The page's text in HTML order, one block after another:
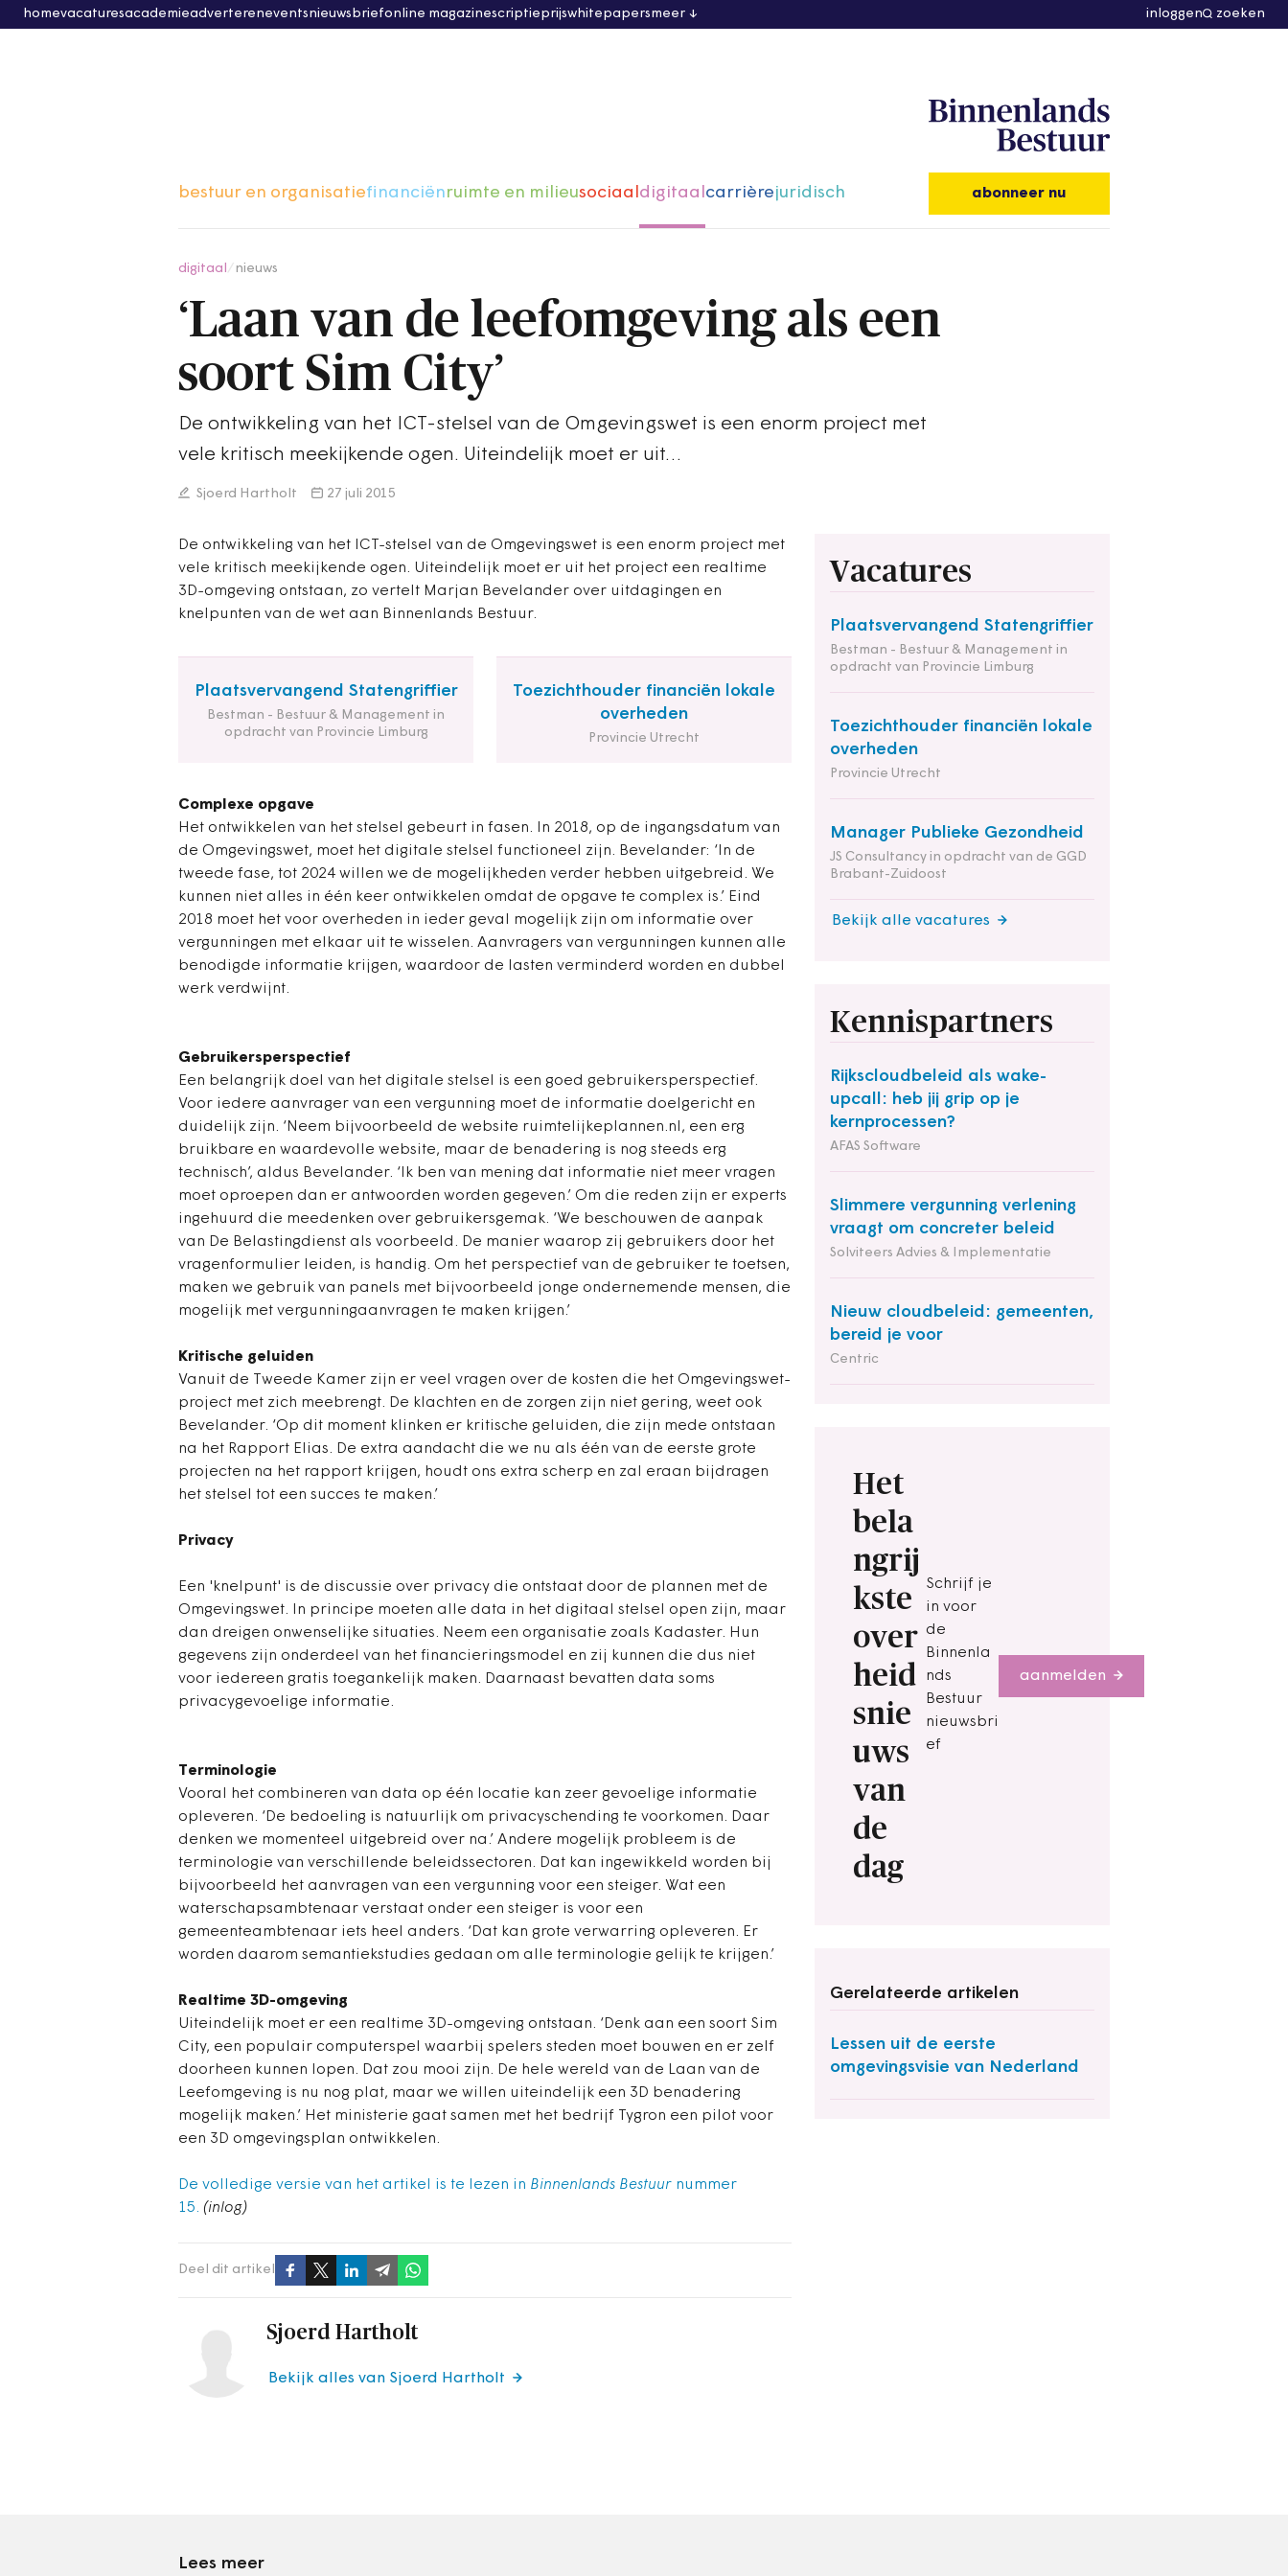
homevacaturesacademieadvertereneventsnieuwsbriefonline magazinescriptieprijswhitepapersmeer inloggen zoeken
bestuur en organisatiefinanciënruimte en milieusociaaldigitaalcarrièrejuridisch abonneer nu
digitaal nieuws
‘Laan van de leefomgeving als een
soort Sim City’
De ontwikkeling van het ICT-stelsel van de Omgevingswet is een enorm project met
vele kritisch meekijkende ogen. Uiteindelijk moet er uit…
Sjoerd Hartholt 27 juli 2015
De ontwikkeling van het ICT-stelsel van de Omgevingswet is een enorm project met
vele kritisch meekijkende ogen. Uiteindelijk moet er uit het project een realtime
3D-omgeving ontstaan, zo vertelt Marjan Bevelander over uitdagingen en
knelpunten van de wet aan Binnenlands Bestuur.
Plaatsvervangend Statengriffier
Bestman - Bestuur & Management in
opdracht van Provincie Limburg
Toezichthouder financiën lokale
overheden
Provincie Utrecht
Complexe opgave
Het ontwikkelen van het stelsel gebeurt in fasen. In 2018, op de ingangsdatum van
de Omgevingswet, moet het digitale stelsel functioneel zijn. Bevelander: ‘In de
tweede fase, tot 2024 willen we de mogelijkheden verder hebben uitgebreid. We
kunnen niet alles in één keer ontwikkelen omdat de opgave te complex is.’ Eind
2018 moet het voor overheden in ieder geval mogelijk zijn om informatie over
vergunningen met elkaar uit te wisselen. Aanvragers van vergunningen kunnen alle
benodigde informatie krijgen, waardoor de lasten verminderd worden en dubbel
werk verdwijnt.
Vacatures
Plaatsvervangend Statengriffier
Bestman - Bestuur & Management in
opdracht van Provincie Limburg
Toezichthouder financiën lokale
overheden
Provincie Utrecht
Manager Publieke Gezondheid
JS Consultancy in opdracht van de GGD
Brabant-Zuidoost
Bekijk alle vacatures
Kennispartners
Rijkscloudbeleid als wake-
upcall: heb jij grip op je
kernprocessen?
AFAS Software
Slimmere vergunning verlening
vraagt om concreter beleid
Solviteers Advies & Implementatie
Nieuw cloudbeleid: gemeenten,
bereid je voor
Centric
Het
bela
ngrij
kste
over
heid
snie
uws
van
de
dag
Schrijf je
in voor
de
Binnenla
nds
Bestuur
nieuwsbri
ef
aanmelden
Gerelateerde artikelen
Lessen uit de eerste
omgevingsvisie van Nederland
Gebruikersperspectief
Een belangrijk doel van het digitale stelsel is een goed gebruikersperspectief.
Voor iedere aanvrager van een vergunning moet de informatie doelgericht en
duidelijk zijn. ‘Neem bijvoorbeeld de website ruimtelijkeplannen.nl, een erg
bruikbare en waardevolle website, maar de benadering is nog steeds erg
technisch’, aldus Bevelander. ‘Ik ben van mening dat informatie niet meer vragen
moet oproepen dan er antwoorden worden gegeven.’ Om die reden zijn er experts
ingehuurd die meedenken over gebruikersgemak. ‘We beschouwen de aanpak
van De Belastingdienst als voorbeeld. De manier waarop zij gebruikers door het
vragenformulier leiden, is handig. Om het perspectief van de gebruiker te toetsen,
maken we gebruik van panels met bijvoorbeeld jonge ondernemende mensen, die
mogelijk met vergunningaanvragen te maken krijgen.’
Kritische geluiden
Vanuit de Tweede Kamer zijn er veel vragen over de kosten die het Omgevingswet-
project met zich meebrengt. De klachten en de zorgen zijn niet gering, weet ook
Bevelander. ‘Op dit moment klinken er kritische geluiden, die zijn mede ontstaan
na het Rapport Elias. De extra aandacht die we nu als één van de eerste grote
projecten na het rapport krijgen, houdt ons extra scherp en zal eraan bijdragen
het stelsel tot een succes te maken.’
Privacy
Een 'knelpunt' is de discussie over privacy die ontstaat door de plannen met de
Omgevingswet. In principe moeten alle data in het digitaal stelsel open zijn, maar
dan dreigen onwenselijke situaties. Neem een organisatie zoals Kadaster. Hun
gegevens zijn onderdeel van het financieringsmodel en zij kunnen die dus niet
voor iedereen gratis toegankelijk maken. Daarnaast bevatten data soms
privacygevoelige informatie.
Terminologie
Vooral het combineren van data op één locatie kan zeer gevoelige informatie
opleveren. ‘De bedoeling is natuurlijk om privacyschending te voorkomen. Daar
denken we momenteel uitgebreid over na.’ Andere mogelijk probleem is de
terminologie van verschillende beleidssectoren. Dat kan ingewikkeld worden bij
bijvoorbeeld het aanvragen van een vergunning voor een steiger. Wat een
waterschapsambtenaar verstaat onder een steiger is voor een
gemeenteambtenaar iets heel anders. ‘Dat kan grote verwarring opleveren. Er
worden daarom semantiekstudies gedaan om alle terminologie gelijk te krijgen.’
Realtime 3D-omgeving
Uiteindelijk moet er een realtime 3D-omgeving ontstaan. ‘Denk aan een soort Sim
City, een populair computerspel waarbij spelers steden moet bouwen en er zelf
doorheen kunnen lopen. Dat zou mooi zijn. De hele wereld van de Laan van de
Leefomgeving is nu nog plat, maar we willen uiteindelijk een 3D benadering
mogelijk maken.’ Het ministerie gaat samen met het bedrijf Tygron een pilot voor
een 3D omgevingsplan ontwikkelen.
De volledige versie van het artikel is te lezen in Binnenlands Bestuur nummer
15. (inlog)
Deel dit artikel
Sjoerd Hartholt
Bekijk alles van Sjoerd Hartholt
Lees meer